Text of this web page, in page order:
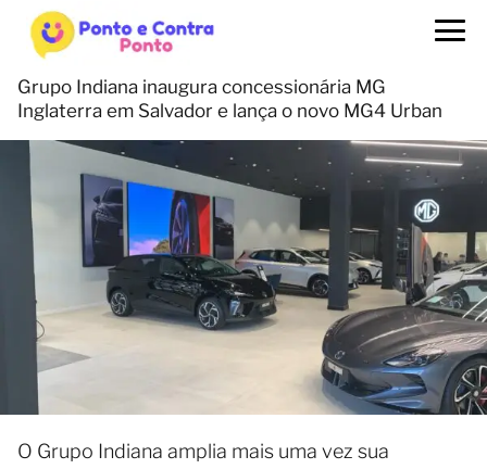
Grupo Indiana inaugura concessionária MG
Inglaterra em Salvador e lança o novo MG4 Urban
O Grupo Indiana amplia mais uma vez sua